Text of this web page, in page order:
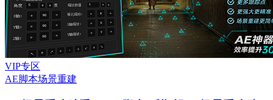
VIP专区
AE脚本场景重建